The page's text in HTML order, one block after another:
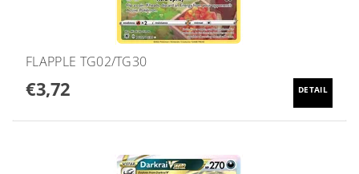
FLAPPLE TG02/TG30
€3,72 DETAIL